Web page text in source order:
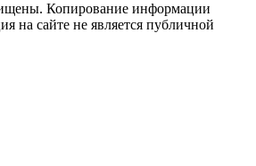
Копирование информации
на сайте не является публичной